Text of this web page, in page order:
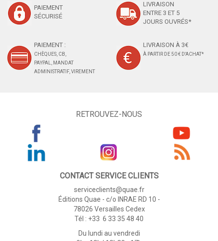
PAIEMENT
SÉCURISÉ
LIVRAISON
ENTRE 3 ET 5
JOURS OUVRÉS*
PAIEMENT :
CHÈQUES, CB,
PAYPAL, MANDAT
ADMINISTRATIF, VIREMENT
LIVRAISON À 3€
À PARTIR DE 50 € D'ACHAT*
RETROUVEZ-NOUS
CONTACT SERVICE CLIENTS
serviceclients@quae.fr
Éditions Quae - c/o INRAE RD 10 -
78026 Versailles Cedex
Tél : +33 6 33 35 48 40
Du lundi au vendredi